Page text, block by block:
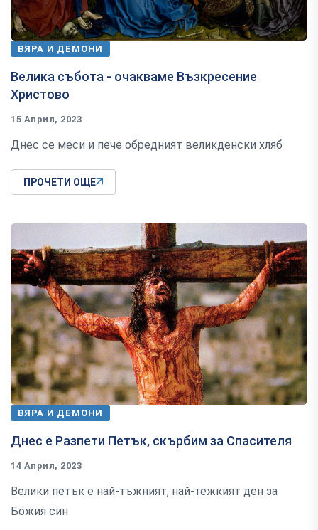
ВЯРА И ДЕМОНИ
Велика събота - очакваме Възкресение
Христово
15 Април, 2023
Днес се меси и пече обредният великденски хляб
ПРОЧЕТИ ОЩЕ
ВЯРА И ДЕМОНИ
Днес е Разпети Петък, скърбим за Спасителя
14 Април, 2023
Велики петък е най-тъжният, най-тежкият ден за
Божия син